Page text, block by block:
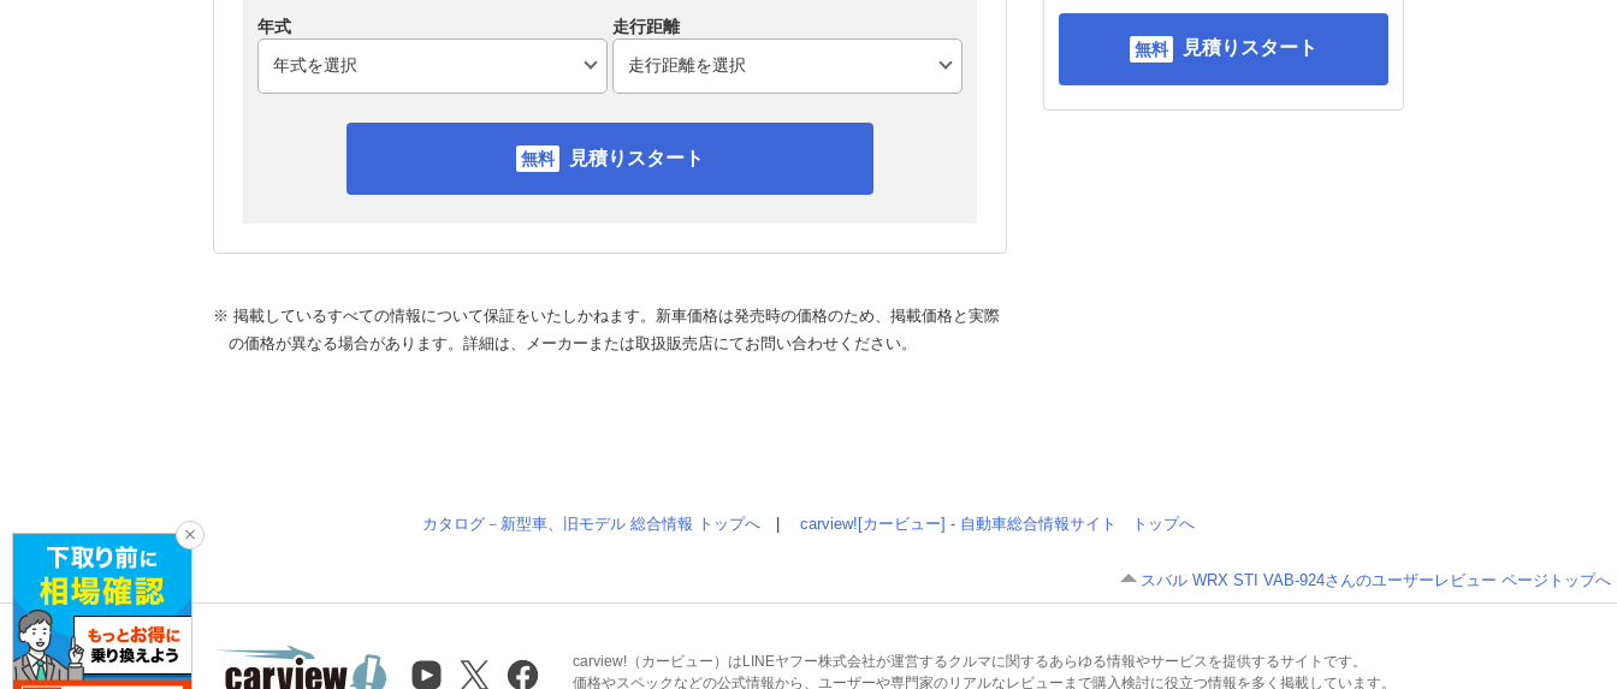
年式 走行距離
見積りスタート
※ 掲載しているすべての情報について保証をいたしかねます。新車価格は発売時の価格のため、掲載価格と実際
の価格が異なる場合があります。詳細は、メーカーまたは取扱販売店にてお問い合わせください。
見積りスタート
カタログ－新型車、旧モデル 総合情報 トップへ carview![カービュー] - 自動車総合情報サイト トップへ
スバル WRX STI VAB-924さんのユーザーレビュー ページトップへ
carview!（カービュー）はLINEヤフー株式会社が運営するクルマに関するあらゆる情報やサービスを提供するサイトです。
価格やスペックなどの公式情報から、ユーザーや専門家のリアルなレビューまで購入検討に役立つ情報を多く掲載しています。